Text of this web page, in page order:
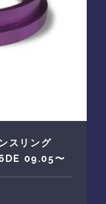
スリング
09.05〜